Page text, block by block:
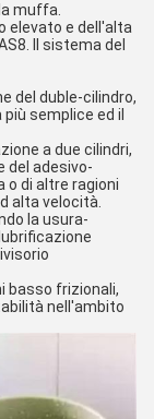
muffa.
elevato e dell'alta
Il sistema del
del duble-cilindro,
semplice ed il
a due cilindri,
del adesivo-
o di altre ragioni
alta velocità.
la usura-
basso frizionali,
nell'ambito